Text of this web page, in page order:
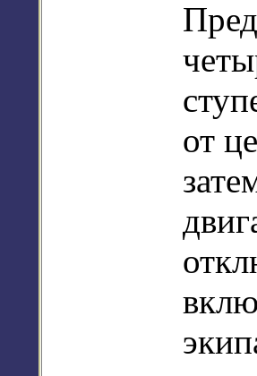
от